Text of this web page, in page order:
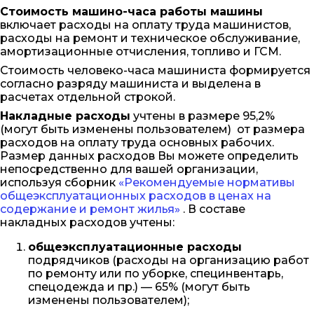
Стоимость машино-часа работы машины
включает расходы на оплату труда машинистов,
расходы на ремонт и техническое обслуживание,
амортизационные отчисления, топливо и ГСМ.
Стоимость человеко-часа машиниста формируется
согласно разряду машиниста и выделена в
расчетах отдельной строкой.
Накладные расходы учтены в размере 95,2%
(могут быть изменены пользователем) от размера
расходов на оплату труда основных рабочих.
Размер данных расходов Вы можете определить
непосредственно для вашей организации,
используя сборник «Рекомендуемые нормативы
общеэксплуатационных расходов в ценах на
содержание и ремонт жилья» . В составе
накладных расходов учтены:
общеэксплуатационные расходы
подрядчиков (расходы на организацию работ
по ремонту или по уборке, специнвентарь,
спецодежда и пр.) — 65% (могут быть
изменены пользователем);